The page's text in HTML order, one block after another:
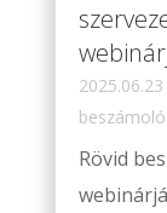
2025.06.23
beszámoló
Rövid